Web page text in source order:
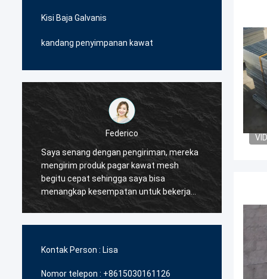
Kisi Baja Galvanis
kandang penyimpanan kawat
Federico
Saya senang dengan pengiriman, mereka
mengirim produk pagar kawat mesh
begitu cepat sehingga saya bisa
menangkap kesempatan untuk bekerja
dengan pelanggan saya, pada saat yang
Kontak Person : Lisa
Nomor telepon : +8615030161126